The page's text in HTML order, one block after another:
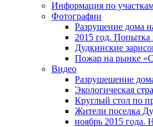
Информация по
Фотографии
Разрушение дома
2015 год. Попытка
Дудкинские
Пожар на рынке
Видео
Разрушешение
Экологическая
Круглый стол по
Жители поселка
ноябрь 2015